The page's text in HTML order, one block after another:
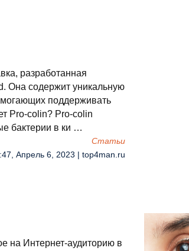
разработанная
Она содержит уникальную
поддерживать
Pro-colin? Pro-colin
бактерии в ки …
Cтатьи
Апрель 6, 2023 | top4man.ru
на Интернет-аудиторию в